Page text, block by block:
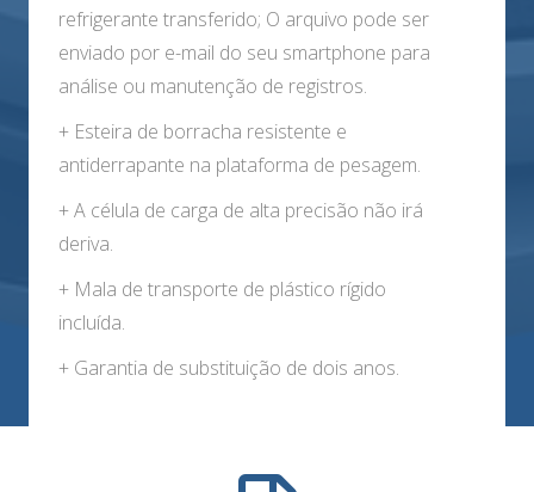
refrigerante transferido; O arquivo pode ser
enviado por e-mail do seu smartphone para
análise ou manutenção de registros.
+ Esteira de borracha resistente e
antiderrapante na plataforma de pesagem.
+ A célula de carga de alta precisão não irá
deriva.
+ Mala de transporte de plástico rígido
incluída.
+ Garantia de substituição de dois anos.